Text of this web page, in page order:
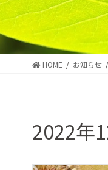
HOME お知らせ
2022年